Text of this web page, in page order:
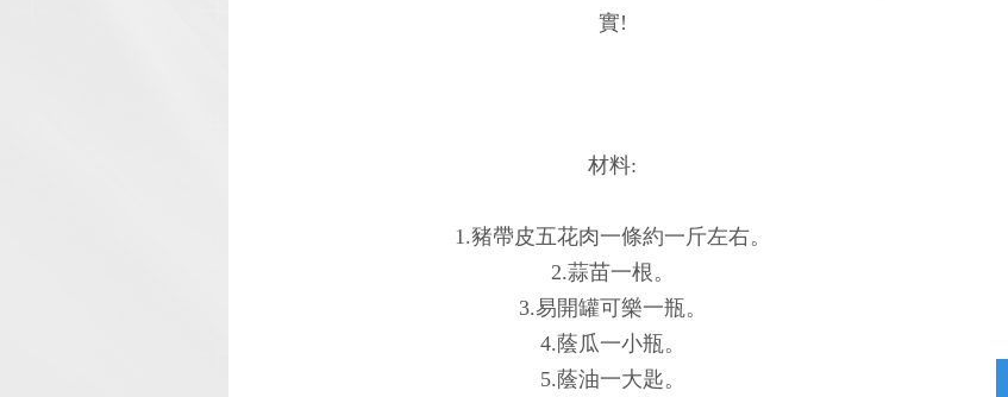
實!
材料:
1.豬帶皮五花肉一條約一斤左右。
2.蒜苗一根。
3.易開罐可樂一瓶。
4.蔭瓜一小瓶。
5.蔭油一大匙。